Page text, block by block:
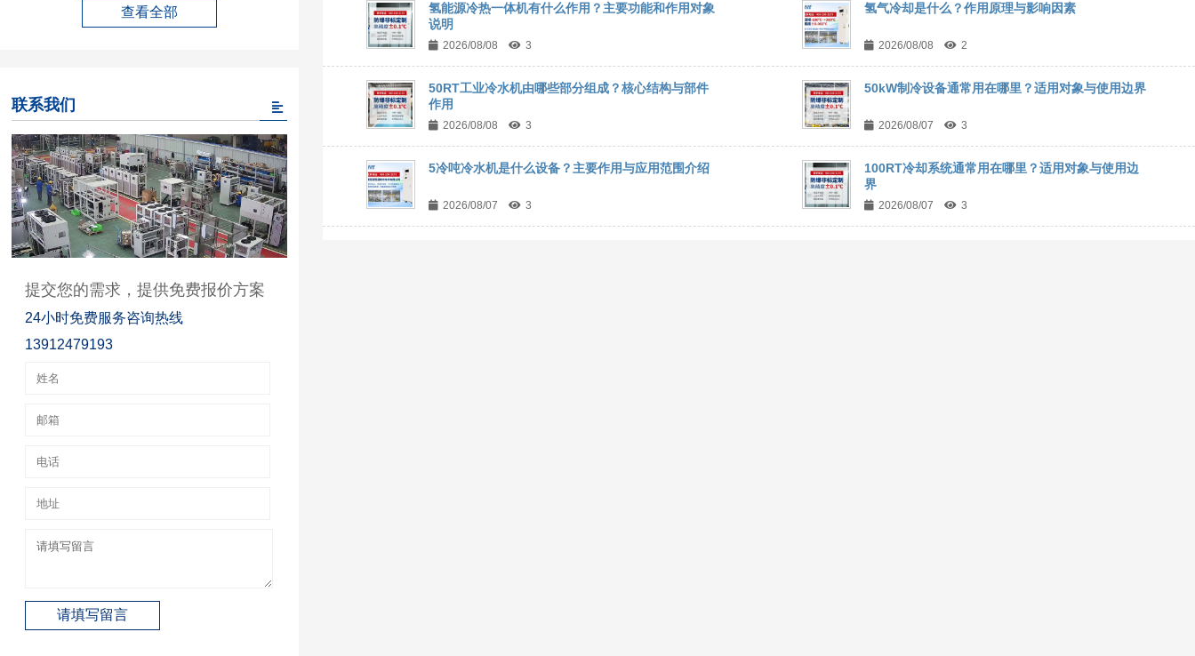
氢能源冷热一体机有什么作用？主要功能和作用对象
说明
2026/08/08 3
氢气冷却是什么？作用原理与影响因素
2026/08/08 2
50RT工业冷水机由哪些部分组成？核心结构与部件
作用
2026/08/08 3
50kW制冷设备通常用在哪里？适用对象与使用边界
2026/08/07 3
5冷吨冷水机是什么设备？主要作用与应用范围介绍
2026/08/07 3
100RT冷却系统通常用在哪里？适用对象与使用边
界
2026/08/07 3
查看全部
联系我们
提交您的需求，提供免费报价方案
24小时免费服务咨询热线
13912479193